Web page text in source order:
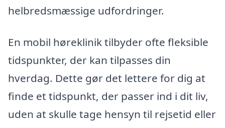
helbredsmæssige udfordringer.
En mobil høreklinik tilbyder ofte fleksible
tidspunkter, der kan tilpasses din
hverdag. Dette gør det lettere for dig at
finde et tidspunkt, der passer ind i dit liv,
uden at skulle tage hensyn til rejsetid eller